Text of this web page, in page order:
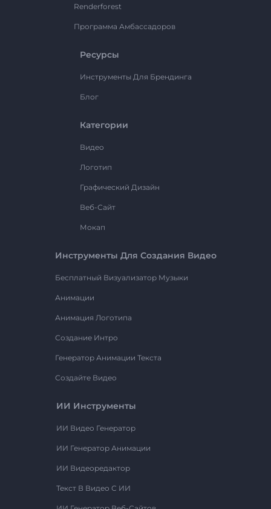
Renderforest
Программа Амбассадоров
Ресурсы
Инструменты Для Брендинга
Блог
Категории
Видео
Логотип
Графический Дизайн
Веб-Сайт
Мокап
Инструменты Для Создания Видео
Бесплатный Визуализатор Музыки
Анимации
Анимация Логотипа
Создание Интро
Генератор Анимации Текста
Создайте Видео
ИИ Инструменты
ИИ Видео Генератор
ИИ Генератор Анимации
ИИ Видеоредактор
Текст В Видео С ИИ